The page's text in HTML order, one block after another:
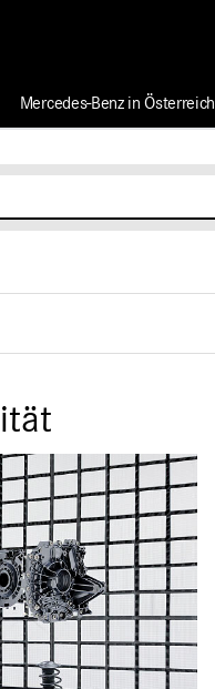
Mercedes-Benz in Österreich